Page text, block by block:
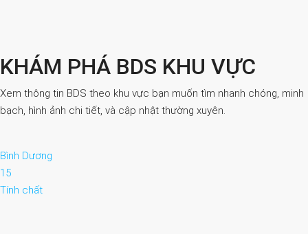
KHÁM PHÁ BDS KHU VỰC
Xem thông tin BDS theo khu vực bạn muốn tìm nhanh chóng, minh
bạch, hình ảnh chi tiết, và cập nhật thường xuyên.
Bình Dương
15
Tính chất